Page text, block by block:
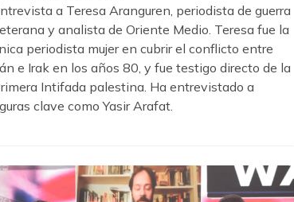
a Teresa Aranguren, periodista de guerra
y analista de Oriente Medio. Teresa fue la
periodista mujer en cubrir el conflicto entre
e Irak en los años 80, y fue testigo directo de la
Intifada palestina. Ha entrevistado a
clave como Yasir Arafat.